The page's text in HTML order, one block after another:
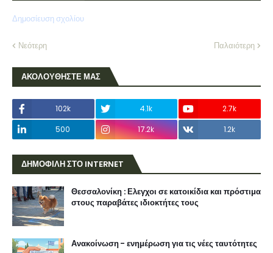
Δημοσίευση σχολίου
Νεότερη Παλαιότερη
ΑΚΟΛΟΥΘΗΣΤΕ ΜΑΣ
102k 4.1k
2.7k
500
17.2k 1.2k
ΔΗΜΟΦΙΛΗ ΣΤΟ INTERNET
Θεσσαλονίκη : Ελεγχοι σε κατοικίδια και πρόστιμα
στους παραβάτες ιδιοκτήτες τους
Ανακοίνωση - ενημέρωση για τις νέες ταυτότητες